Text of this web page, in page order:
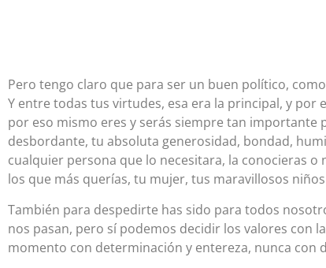
Pero tengo claro que para ser un buen político,
Y entre todas tus virtudes, esa era la principal, y
por eso mismo eres y serás siempre tan importante
desbordante, tu absoluta generosidad, bondad,
cualquier persona que lo necesitara, la conocieras
los que más querías, tu mujer, tus maravillosos
También para despedirte has sido para todos
nos pasan, pero sí podemos decidir los valores con
momento con determinación y entereza, nunca con